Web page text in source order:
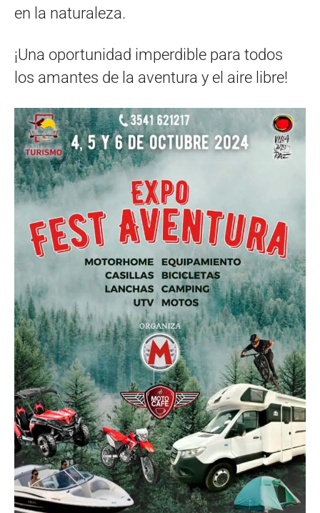
en la naturaleza.
¡Una oportunidad imperdible para todos
los amantes de la aventura y el aire libre!